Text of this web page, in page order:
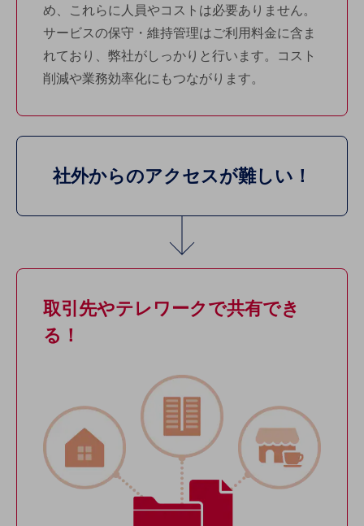
災害対策・BCP
課題・ニーズで探す
課題・ニーズで探すTOP
コミュニケーション・情報共有
顧客体験（CX）改善
自動化・省電化
業種・業態で探すTOP
一次産業
め、これらに人員やコストは必要ありません。
サービスの保守・維持管理はご利用料金に含ま
れており、弊社がしっかりと行います。コスト
削減や業務効率化にもつながります。
社外からのアクセスが難しい！
取引先やテレワークで共有でき
る！